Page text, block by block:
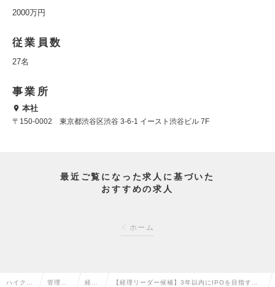
2000万円
従業員数
27名
事業所
本社
〒150-0002 東京都渋⾕区渋⾕ 3-6-1 イースト渋⾕ビル 7F
最近ご覧になった求人に基づいた
おすすめの求人
ホーム
ハイクラ 管理部 経理 【経理リーダー候補】3年以内にIPOを目指す総